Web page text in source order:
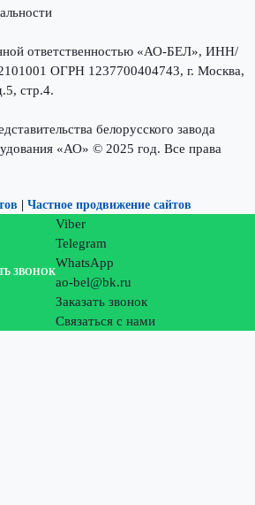
ответственностью «АО-БЕЛ», ИНН/
ОГРН 1237700404743, г. Москва,
стр.4.
белорусского завода
«АО» © 2025 год. Все права
Частное продвижение сайтов
ЗВОНОК
Viber
Telegram
WhatsApp
ao-bel@bk.ru
Заказать звонок
Связаться с нами